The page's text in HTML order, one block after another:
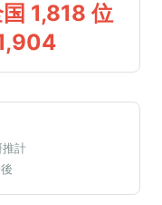
1,818 位
推計